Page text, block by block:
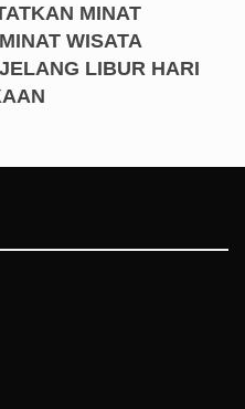
MINAT
WISATA
LIBUR HARI